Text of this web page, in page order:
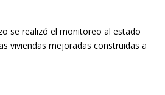
se realizó el monitoreo al estado
viviendas mejoradas construidas a